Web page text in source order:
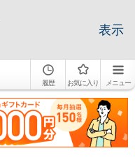
表示
履歴 お気に入り メニュー